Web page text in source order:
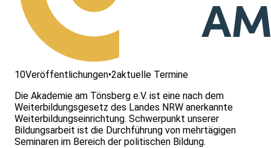
10Veröffentlichungen•2aktuelle Termine
Die Akademie am Tönsberg e.V. ist eine nach dem
Weiterbildungsgesetz des Landes NRW anerkannte
Weiterbildungseinrichtung. Schwerpunkt unserer
Bildungsarbeit ist die Durchführung von mehrtägigen
Seminaren im Bereich der politischen Bildung.